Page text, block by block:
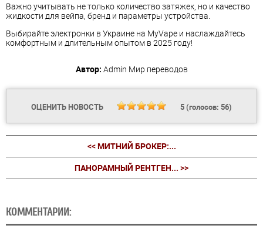
Важно учитывать не только количество затяжек, но и качество
жидкости для вейпа, бренд и параметры устройства.
Выбирайте электронки в Украине на MyVape и наслаждайтесь
комфортным и длительным опытом в 2025 году!
Автор: Admin Мир переводов
ОЦЕНИТЬ НОВОСТЬ 5(голосов: 56)
<< МИТНИЙ БРОКЕР:...
ПАНОРАМНЫЙ РЕНТГЕН... >>
КОММЕНТАРИИ: